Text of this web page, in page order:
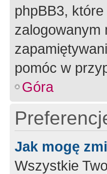
phpBB3,
zalogowanym
pomóc w
Góra
Jak mogę
Wszystkie